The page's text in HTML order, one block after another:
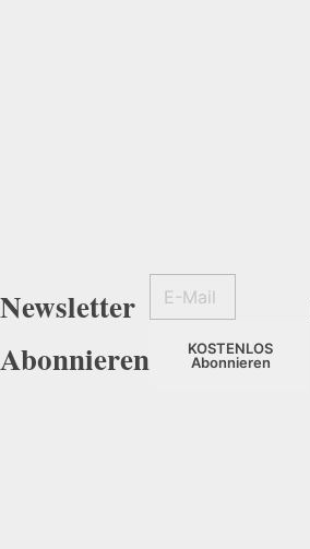
Newsletter
Abonnieren​
KOSTENLOS
Abonnieren